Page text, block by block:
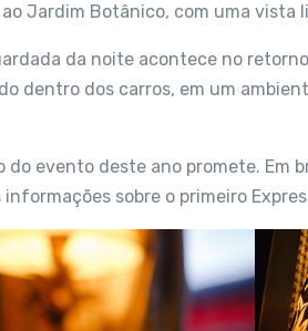
Jardim Botânico, com uma vista
da noite acontece no
dentro dos carros, em um
do evento deste ano promete. Em
informações sobre o primeiro